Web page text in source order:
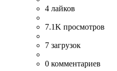
4 лайков
7.1K просмотров
7 загрузок
0 комментариев